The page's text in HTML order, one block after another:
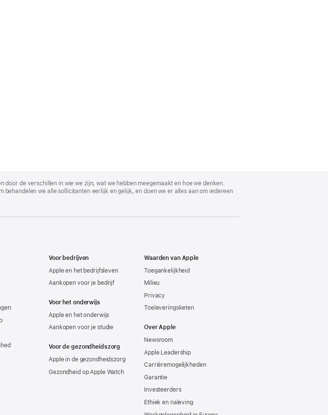
de verschillen in wie we zijn, wat we hebben meegemaakt en hoe we denken.
we alle sollicitanten eerlijk en gelijk, en doen we er alles aan om iedereen
Voor bedrijven
Apple en het bedrijfsleven
Aankopen voor je bedrijf
Voor het onderwijs
Apple en het onderwijs
Aankopen voor je studie
Voor de gezondheidszorg
Apple in de gezondheidszorg
Gezondheid op Apple Watch
Waarden van Apple
Toegankelijkheid
Milieu
Privacy
Toeleveringsketen
Over Apple
Newsroom
Apple Leadership
Carrièremogelijkheden
Garantie
Investeerders
Ethiek en naleving